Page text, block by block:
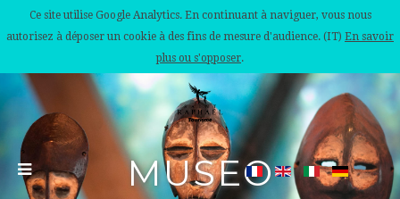
Ce site utilise Google Analytics. En continuant à naviguer, vous nous
autorisez à déposer un cookie à des fins de mesure d'audience. (IT) En savoir
plus ou s'opposer.
MUSEO